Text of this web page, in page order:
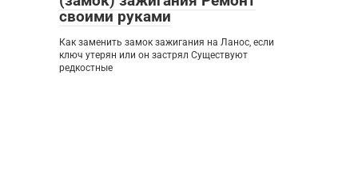
своими руками
Как заменить замок зажигания на Ланос, если
ключ утерян или он застрял Существуют
редкостные